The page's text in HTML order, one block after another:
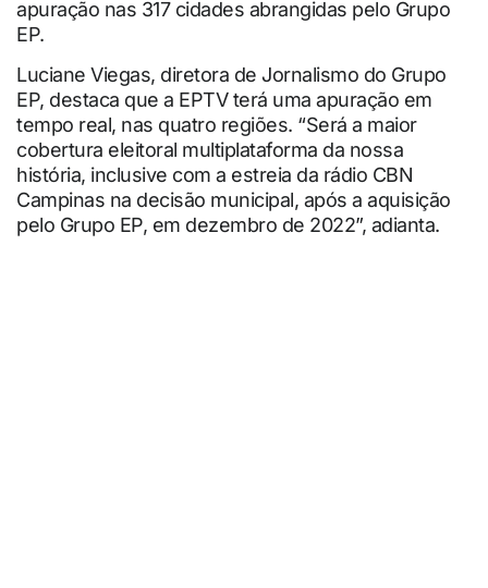
apuração nas 317 cidades abrangidas pelo Grupo
EP.
Luciane Viegas, diretora de Jornalismo do Grupo
EP, destaca que a EPTV terá uma apuração em
tempo real, nas quatro regiões. “Será a maior
cobertura eleitoral multiplataforma da nossa
história, inclusive com a estreia da rádio CBN
Campinas na decisão municipal, após a aquisição
pelo Grupo EP, em dezembro de 2022”, adianta.